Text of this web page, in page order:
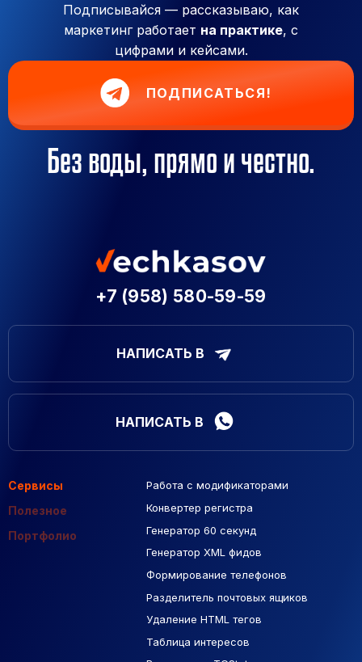
Подписывайся — рассказываю, как
маркетинг работает на практике, с
цифрами и кейсами.
ПОДПИСАТЬСЯ!
Без воды, прямо и честно.
+7 (958) 580-59-59
НАПИСАТЬ В
НАПИСАТЬ В
Сервисы
Полезное
Портфолио
Работа с модификаторами
Конвертер регистра
Генератор 60 секунд
Генератор XML фидов
Формирование телефонов
Разделитель почтовых ящиков
Удаление HTML тегов
Таблица интересов
Подборка сайтов
Макеты Figma
База Яндекс Карты
РСЯ площадки
Созданные сайты
Контекстная реклама